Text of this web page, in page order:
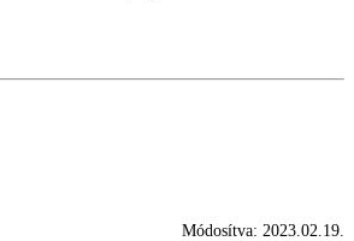
Módosítva: 2023.02.19.